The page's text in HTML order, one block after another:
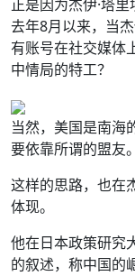
正是因为杰伊·塔
去年8月以来，当
有账号在社交媒体
中情局的特工？
当然，美国是南海
要依靠所谓的盟友。
这样的思路，也在
体现。
他在日本政策研究
的叙述，称中国的